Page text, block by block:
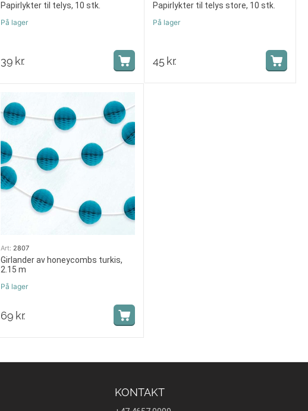
Papirlykter til telys, 10 stk.
På lager
39 kr.
Papirlykter til telys store, 10 stk.
På lager
45 kr.
Art: 2807
Girlander av honeycombs turkis,
2.15 m
På lager
69 kr.
KONTAKT